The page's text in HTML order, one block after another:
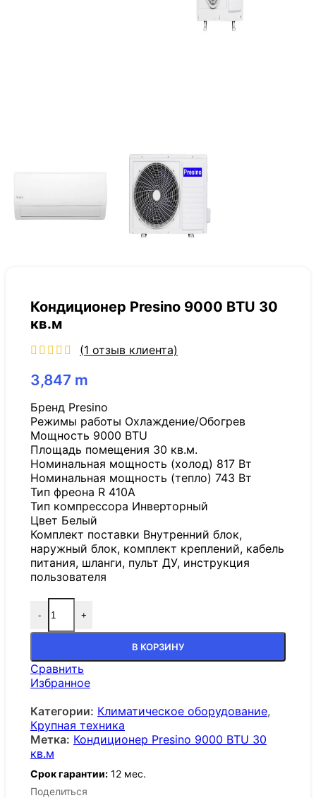
Кондиционер Presino 9000 BTU 30
кв.м
(1 отзыв клиента)
3,847 m
Бренд Presino
Режимы работы Охлаждение/Обогрев
Мощность 9000 BTU
Площадь помещения 30 кв.м.
Номинальная мощность (холод) 817 Вт
Номинальная мощность (тепло) 743 Вт
Тип фреона R 410A
Тип компрессора Инверторный
Цвет Белый
Комплект поставки Внутренний блок,
наружный блок, комплект креплений, кабель
питания, шланги, пульт ДУ, инструкция
пользователя
- +
В КОРЗИНУ
Сравнить
Избранное
Категории: Климатическое оборудование,
Крупная техника
Метка: Кондиционер Presino 9000 BTU 30
кв.м
Срок гарантии: 12 мес.
Поделиться